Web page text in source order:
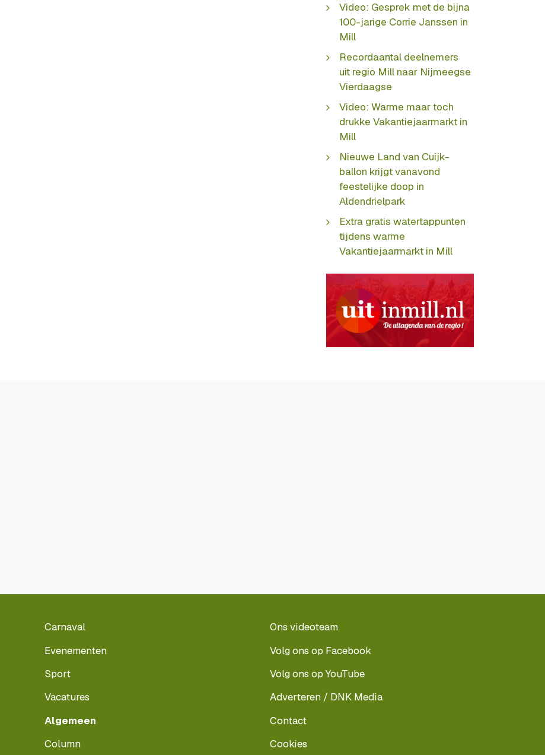
Video: Gesprek met de bijna
100-jarige Corrie Janssen in
Mill
Recordaantal deelnemers
uit regio Mill naar Nijmeegse
Vierdaagse
Video: Warme maar toch
drukke Vakantiejaarmarkt in
Mill
Nieuwe Land van Cuijk-
ballon krijgt vanavond
feestelijke doop in
Aldendrielpark
Extra gratis watertappunten
tijdens warme
Vakantiejaarmarkt in Mill
Carnaval
Evenementen
Sport
Vacatures
Algemeen
Column
Ons videoteam
Volg ons op Facebook
Volg ons op YouTube
Adverteren / DNK Media
Contact
Cookies